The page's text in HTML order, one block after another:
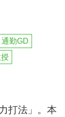
通勤GD
打法」。本